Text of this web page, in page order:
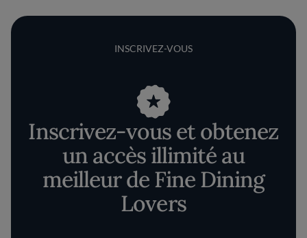
INSCRIVEZ-VOUS
Inscrivez-vous et obtenez
un accès illimité au
meilleur de Fine Dining
Lovers